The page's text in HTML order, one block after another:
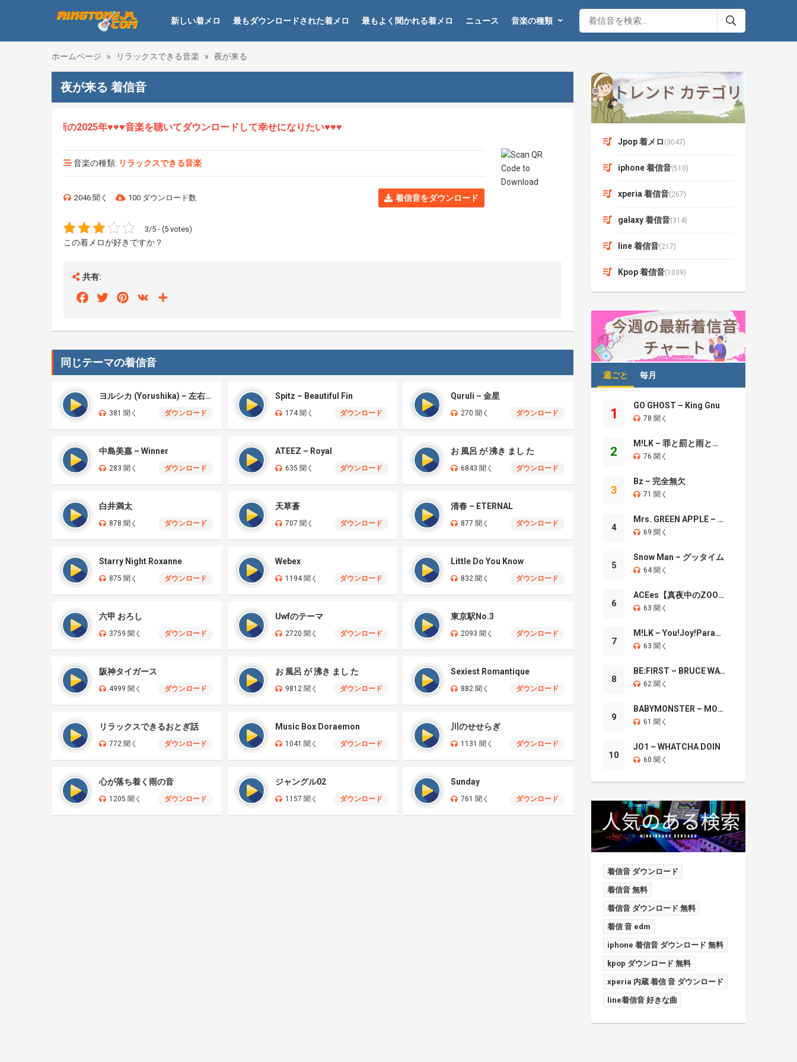
新しい着メロ 最もダウンロードされた着メロ 最もよく聞かれる着メロ ニュース 音楽の種類
ホームページ » リラックスできる音楽 » 夜が来る
夜が来る 着信音
、最新の2025年♥♥♥音楽を聴いてダウンロードして幸せになりたい♥♥♥
音楽の種類: リラックスできる音楽
2046 聞く 100 ダウンロード数 着信音をダウンロード
3/5 - (5 votes)
この着メロが好きですか？
共有:
FacebookTwitterPinterest
VK
同じテーマの着信音
ヨルシカ (Yorushika) – 左右盲 (Left-Right Confusion)
381 聞く ダウンロード
Spitz – Beautiful Fin
174 聞く ダウンロード
Quruli – 金星
270 聞く ダウンロード
中島美嘉 – Winner
283 聞く ダウンロード
ATEEZ – Royal
635 聞く ダウンロード
お 風呂 が 沸き まし た
6843 聞く ダウンロード
白井満太
878 聞く ダウンロード
天草蒼
707 聞く ダウンロード
清春 – ETERNAL
877 聞く ダウンロード
Starry Night Roxanne
875 聞く ダウンロード
Webex
1194 聞く ダウンロード
Little Do You Know
832 聞く ダウンロード
六甲 おろし
3759 聞く ダウンロード
Uwfのテーマ
2720 聞く ダウンロード
東京駅No.3
2093 聞く ダウンロード
阪神タイガース
4999 聞く ダウンロード
お 風呂 が 沸き まし た
9812 聞く ダウンロード
Sexiest Romantique
882 聞く ダウンロード
リラックスできるおとぎ話
772 聞く ダウンロード
Music Box Doraemon
1041 聞く ダウンロード
川のせせらぎ
1131 聞く ダウンロード
心が落ち着く雨の音
1205 聞く ダウンロード
ジャングル02
1157 聞く ダウンロード
Sunday
761 聞く ダウンロード
Jpop 着メロ (3047)
iphone 着信音(510)
xperia 着信音(267)
galaxy 着信音(314)
line 着信音(217)
Kpop 着信音(1039)
週ごと 毎月
1
GO GHOST – King Gnu
78 聞く
2
M!LK – 罪と罰と雨とキス
76 聞く
3
Bz – 完全無欠
71 聞く
4
Mrs. GREEN APPLE – Brand New
69 聞く
5
Snow Man – グッタイム
64 聞く
6
ACEes【真夜中のZOO】
63 聞く
7
M!LK – You!Joy!Parade!
63 聞く
8
BE:FIRST – BRUCE WAYNE
62 聞く
9
BABYMONSTER – MOON
61 聞く
10
JO1 – WHATCHA DOIN
60 聞く
着信音 ダウンロード
着信音 無料
着信音 ダウンロード 無料
着信 音 edm
iphone 着信音 ダウンロード 無料
kpop ダウンロード 無料
xperia 内蔵 着信 音 ダウンロード
line着信音 好きな曲